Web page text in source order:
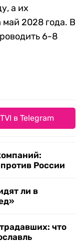
а их
2028 года. В
6-8
в Telegram
России
ли в
что